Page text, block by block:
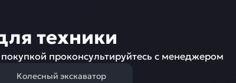
техники
проконсультируйтесь с менеджером
Колесный экскаватор